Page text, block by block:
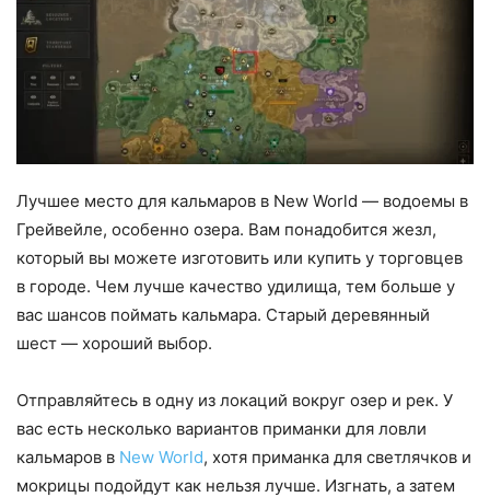
Лучшее место для кальмаров в New World — водоемы в
Грейвейле, особенно озера. Вам понадобится жезл,
который вы можете изготовить или купить у торговцев
в городе. Чем лучше качество удилища, тем больше у
вас шансов поймать кальмара. Старый деревянный
шест — хороший выбор.
Отправляйтесь в одну из локаций вокруг озер и рек. У
вас есть несколько вариантов приманки для ловли
кальмаров в New World, хотя приманка для светлячков и
мокрицы подойдут как нельзя лучше. Изгнать, а затем